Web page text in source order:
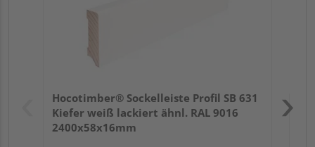
Hocotimber® Sockelleiste Profil SB 631
Kiefer weiß lackiert ähnl. RAL 9016
2400x58x16mm